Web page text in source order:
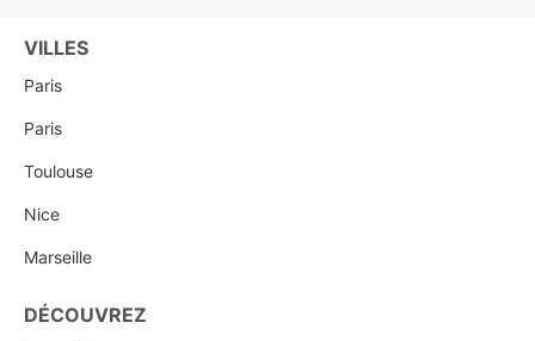
VILLES
Paris
Paris
Toulouse
Nice
Marseille
DÉCOUVREZ